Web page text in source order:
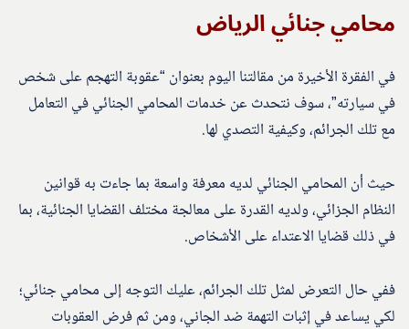
محامي جنائي الرياض
في الفقرة الأخيرة من مقالتنا اليوم بعنوان “عقوبة التهجم على شخص
في سيارته”، سوف نتحدث عن خدمات المحامي الجنائي في التعامل
مع تلك الجرائم، وكيفية التصدي لها.
حيث أن المحامي الجنائي لديه معرفة واسعة بما جاءت به قوانين
النظام الجزائي، ولديه القدرة على معالجة مختلف القضايا الجنائية، بما
في ذلك قضايا الاعتداء على الأشخاص.
ففي حال التعرض لمثل تلك الجرائم، عليك التوجه إلى محامي جنائي؛
لكي يساعد في إثبات التهمة ضد الجاني، ومن ثم فرض العقوبات